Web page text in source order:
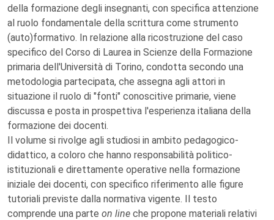
della formazione degli insegnanti, con specifica attenzione
al ruolo fondamentale della scrittura come strumento
(auto)formativo. In relazione alla ricostruzione del caso
specifico del Corso di Laurea in Scienze della Formazione
primaria dell'Università di Torino, condotta secondo una
metodologia partecipata, che assegna agli attori in
situazione il ruolo di "fonti" conoscitive primarie, viene
discussa e posta in prospettiva l'esperienza italiana della
formazione dei docenti.
Il volume si rivolge agli studiosi in ambito pedagogico-
didattico, a coloro che hanno responsabilità politico-
istituzionali e direttamente operative nella formazione
iniziale dei docenti, con specifico riferimento alle figure
tutoriali previste dalla normativa vigente. Il testo
comprende una parte on line che propone materiali relativi